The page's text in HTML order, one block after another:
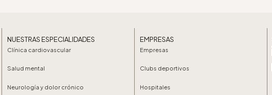
NUESTRAS ESPECIALIDADES
Clínica cardiovascular
Salud mental
Neurología y dolor crónico
EMPRESAS
Empresas
Clubs deportivos
Hospitales